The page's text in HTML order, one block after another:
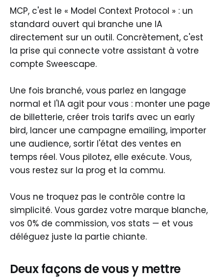
MCP, c'est le « Model Context Protocol » : un
standard ouvert qui branche une IA
directement sur un outil. Concrètement, c'est
la prise qui connecte votre assistant à votre
compte Sweescape.
Une fois branché, vous parlez en langage
normal et l'IA agit pour vous : monter une page
de billetterie, créer trois tarifs avec un early
bird, lancer une campagne emailing, importer
une audience, sortir l'état des ventes en
temps réel. Vous pilotez, elle exécute. Vous,
vous restez sur la prog et la commu.
Vous ne troquez pas le contrôle contre la
simplicité. Vous gardez votre marque blanche,
vos 0% de commission, vos stats — et vous
déléguez juste la partie chiante.
Deux façons de vous y mettre